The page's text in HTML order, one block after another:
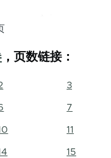
，页数链接：
3
7
11
15